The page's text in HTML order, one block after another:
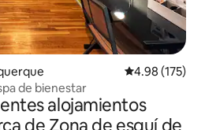
Calificación
4.98 (175)
de bienestar
alojamientos